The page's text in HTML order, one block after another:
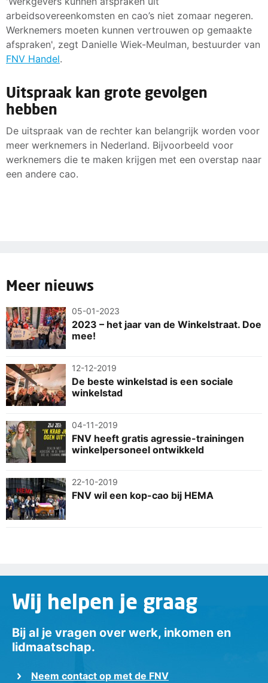
arbeidsovereenkomsten en cao’s niet zomaar negeren.
Werknemers moeten kunnen vertrouwen op gemaakte
afspraken', zegt Danielle Wiek-Meulman, bestuurder van
FNV Handel.
Uitspraak kan grote gevolgen
hebben
De uitspraak van de rechter kan belangrijk worden voor
meer werknemers in Nederland. Bijvoorbeeld voor
werknemers die te maken krijgen met een overstap naar
een andere cao.
Meer nieuws
05-01-2023
2023 – het jaar van de Winkelstraat. Doe
mee!
12-12-2019
De beste winkelstad is een sociale
winkelstad
04-11-2019
FNV heeft gratis agressie-trainingen
winkelpersoneel ontwikkeld
22-10-2019
FNV wil een kop-cao bij HEMA
Wij helpen je graag
Bij al je vragen over werk, inkomen en
lidmaatschap.
Neem contact op met de FNV